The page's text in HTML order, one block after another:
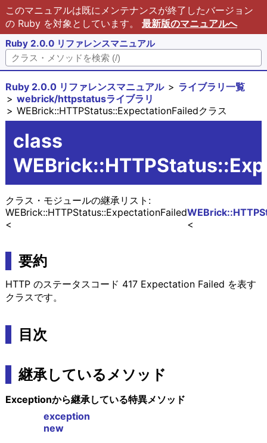
このマニュアルは既にメンテナンスが終了したバージョン
の Ruby を対象としています。 最新版のマニュアルへ
Ruby 2.0.0 リファレンスマニュアル
Ruby 2.0.0 リファレンスマニュアル
ライブラリ一覧
webrick/httpstatusライブラリ
WEBrick::HTTPStatus::ExpectationFailedクラス
class
クラス・モジュールの継承リスト:
WEBrick::HTTPStatus::ExpectationFailed
要約
HTTP のステータスコード 417 Expectation Failed を表す
クラスです。
目次
継承しているメソッド
Exceptionから継承している特異メソッド
exception
new